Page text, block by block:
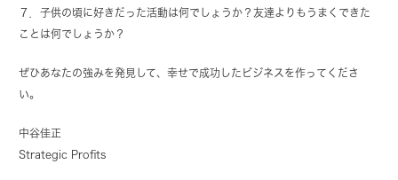
７．子供の頃に好きだった活動は何でしょうか？友達よりもうまくできた
ことは何でしょうか？
ぜひあなたの強みを発見して、幸せで成功したビジネスを作ってくださ
い。
中谷佳正
Strategic Profits